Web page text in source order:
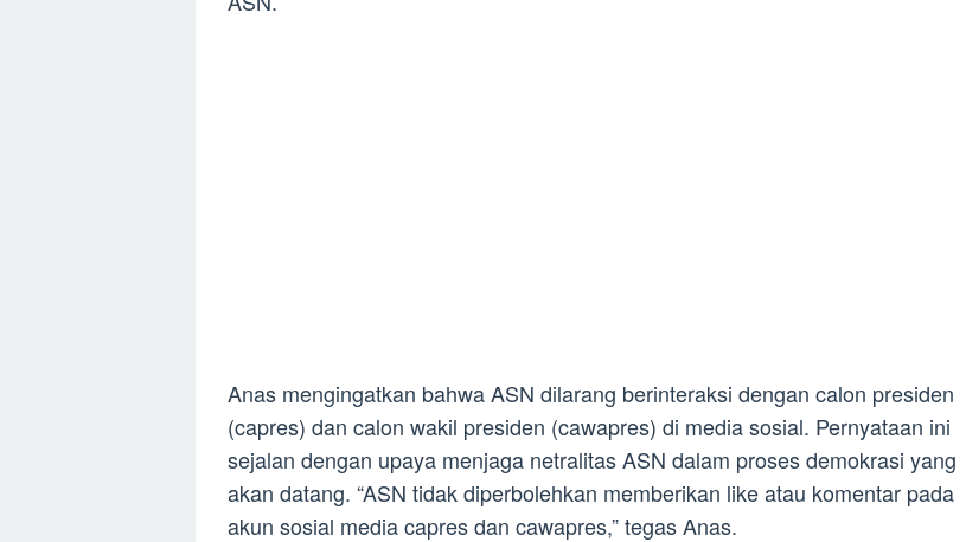
Anas mengingatkan bahwa ASN dilarang berinteraksi dengan calon presiden
(capres) dan calon wakil presiden (cawapres) di media sosial. Pernyataan ini
sejalan dengan upaya menjaga netralitas ASN dalam proses demokrasi yang
akan datang. “ASN tidak diperbolehkan memberikan like atau komentar pada
akun sosial media capres dan cawapres,” tegas Anas.